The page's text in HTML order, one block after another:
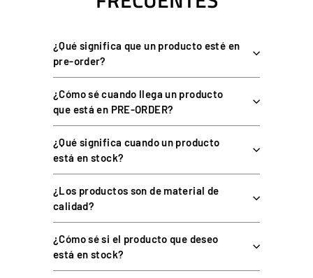
ESPECIFICACIONES DEL QUICK RELEASE
DE PEDALES DOF REALITY
ESPECIFICACIÓN
DOF REALITY QUICK
Sistema de anclaje rápido
para pedales
Cambio rápido entre juegos de
pedales
¿Qué significa que un producto esté en
pre-order?
¿Cómo sé cuando llega un producto
que está en PRE-ORDER?
¿Qué significa cuando un producto
está en stock?
¿Los productos son de material de
calidad?
¿Cómo sé si el producto que deseo
está en stock?